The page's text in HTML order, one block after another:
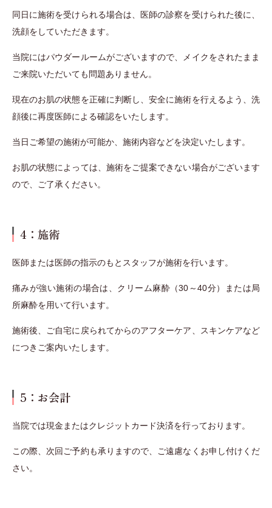
同日に施術を受けられる場合は、医師の診察を受けられた後に、
洗顔をしていただきます。
当院にはパウダールームがございますので、メイクをされたまま
ご来院いただいても問題ありません。
現在のお肌の状態を正確に判断し、安全に施術を行えるよう、洗
顔後に再度医師による確認をいたします。
当日ご希望の施術が可能か、施術内容などを決定いたします。
お肌の状態によっては、施術をご提案できない場合がございます
ので、ご了承ください。
4：施術
医師または医師の指示のもとスタッフが施術を行います。
痛みが強い施術の場合は、クリーム麻酔（30～40分）または局
所麻酔を用いて行います。
施術後、ご自宅に戻られてからのアフターケア、スキンケアなど
につきご案内いたします。
5：お会計
当院では現金またはクレジットカード決済を行っております。
この際、次回ご予約も承りますので、ご遠慮なくお申し付けくだ
さい。